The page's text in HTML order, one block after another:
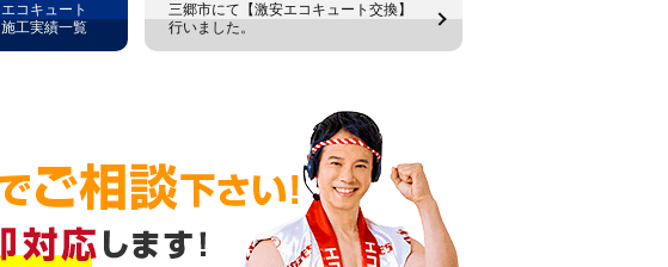
三郷市にて【激安エコキュート交換】
行いました。
エコキュート
施工実績一覧